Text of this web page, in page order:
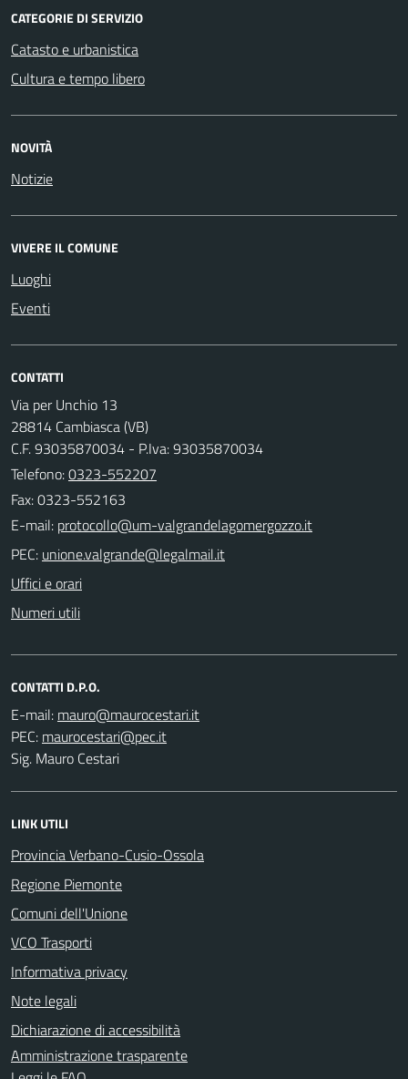
CATEGORIE DI SERVIZIO
Catasto e urbanistica
Cultura e tempo libero
NOVITÀ
Notizie
VIVERE IL COMUNE
Luoghi
Eventi
CONTATTI
Via per Unchio 13
28814 Cambiasca (VB)
C.F. 93035870034 - P.Iva: 93035870034
Telefono:0323-552207
Fax: 0323-552163
E-mail:
PEC:
Uffici e orari
Numeri utili
CONTATTI D.P.O.
E-mail:
PEC:
Sig. Mauro Cestari
LINK UTILI
Provincia Verbano-Cusio-Ossola
Regione Piemonte
Comuni dell'Unione
VCO Trasporti
Informativa privacy
Note legali
Dichiarazione di accessibilità
Amministrazione trasparente